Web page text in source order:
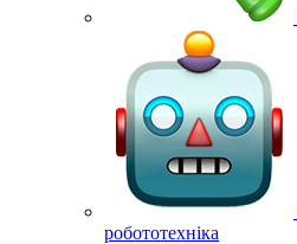
робототехніка